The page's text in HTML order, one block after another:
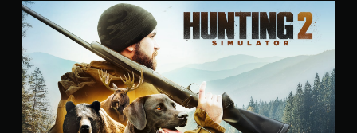
S
t
a
n
d
a
r
d
E